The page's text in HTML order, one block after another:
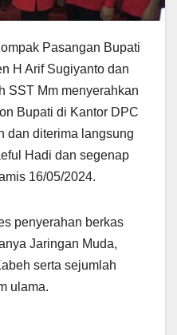
Pasangan Bupati
H Arif Sugiyanto dan
SST Mm menyerahkan
Bupati di Kantor DPC
dan diterima langsung
Hadi dan segenap
16/05/2024.
penyerahan berkas
Jaringan Muda,
serta sejumlah
ulama.